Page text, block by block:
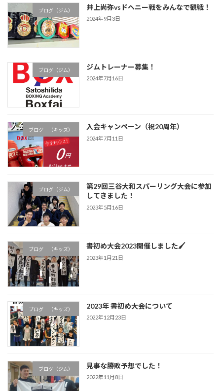
ブログ（ジム） 井上尚弥vsドヘニー戦をみんなで観戦！
2024年9月3日
ブログ（ジム） ジムトレーナー募集！
2024年7月16日
ブログ （キッズ） 入会キャンペーン（祝20周年）
2024年7月11日
ブログ（ジム）
第29回三谷大和スパーリング大会に参加
してきました！
2023年5月16日
ブログ （キッズ） 書初め大会2023開催しました🖌
2023年1月21日
ブログ （キッズ） 2023年 書初め大会について
2022年12月23日
ブログ（ジム） 見事な勝敗予想でした！
2022年11月8日